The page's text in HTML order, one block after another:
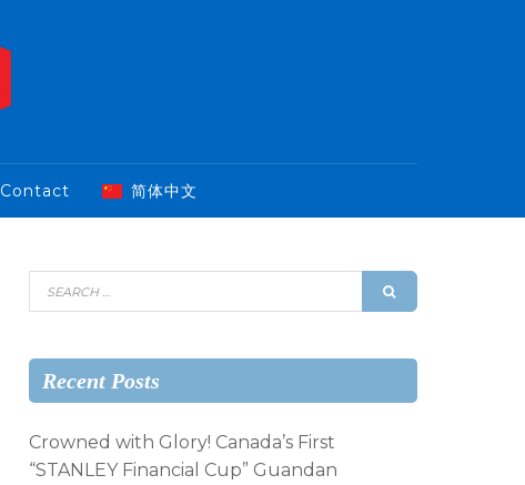
Contact 简体中文
Recent Posts
Crowned with Glory! Canada’s First
“STANLEY Financial Cup” Guandan